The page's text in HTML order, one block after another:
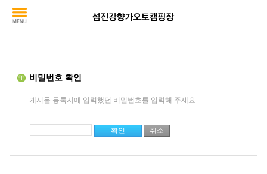
비밀번호 확인
게시물 등록시에 입력했던 비밀번호를 입력해 주세요.